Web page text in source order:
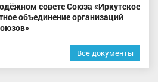
совете Союза «Иркутское
объединение организаций
Все документы